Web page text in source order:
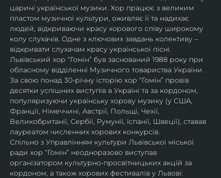
царині української музики. Хор працює з великим
пластом музичної культури, оживляє її та надихає
людей, відкриваючи красу хорового співу широкому
колу слухачів. Одне з ключових завдань колективу –
відкривати слухачам красу української пісні.
Львівський хор “Гомін” був заснований 1988 року при
обласному відділенні Музичного товариства України.
За свою понад 30-річну історію хор “Гомін” провів
десятки успішних виступів в Україні та за кордоном,
популяризуючи українську хорову музику (у США,
Франції, Німеччині, Австрії, Польщі, Чехії,
Великобританії, Сербії, Румунії, Іспанії, Швеції), ставав
лауреатом численних хорових конкурсів.
Спільно з Управлінням культури Львівської міської
ради хор “Гомін” неодноразово виступав
організатором культурно-просвітницьких акцій за
кордоном, а також хорових фестивалів у Львові: